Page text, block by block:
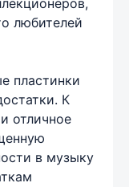
любителей
пластинки
К
отличное
в музыку